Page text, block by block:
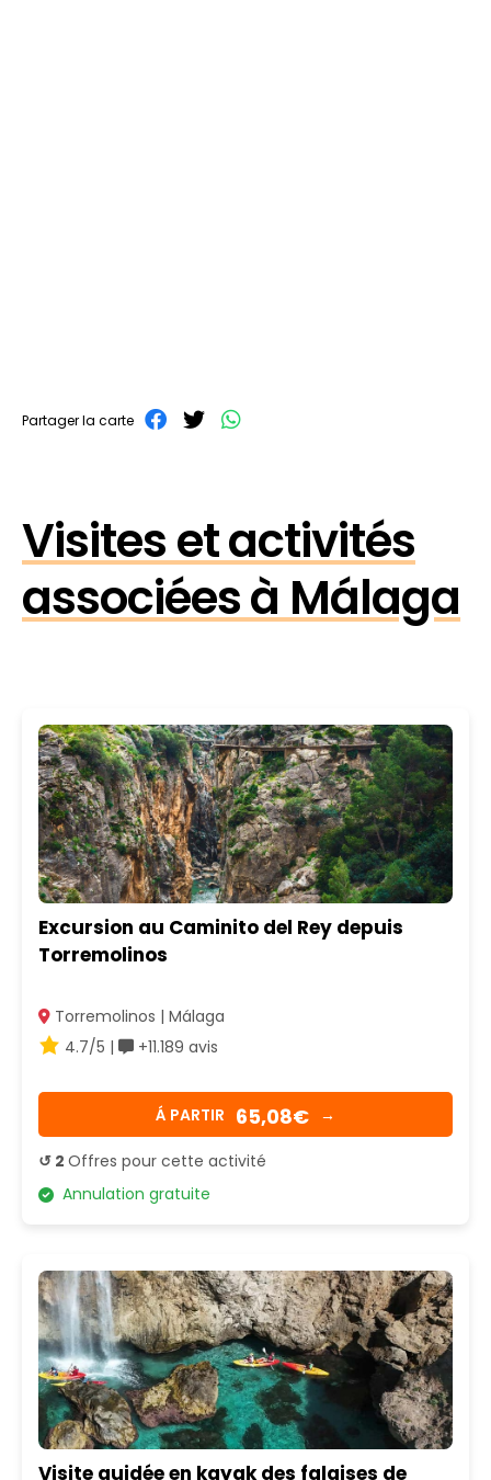
Partager la carte
Visites et activités
associées à Málaga
Excursion au Caminito del Rey depuis
Torremolinos
Torremolinos | Málaga
4.7/5 |
+11.189 avis
Á PARTIR 65,08€ →
↺ 2 Offres pour cette activité
Annulation gratuite
Visite guidée en kayak des falaises de